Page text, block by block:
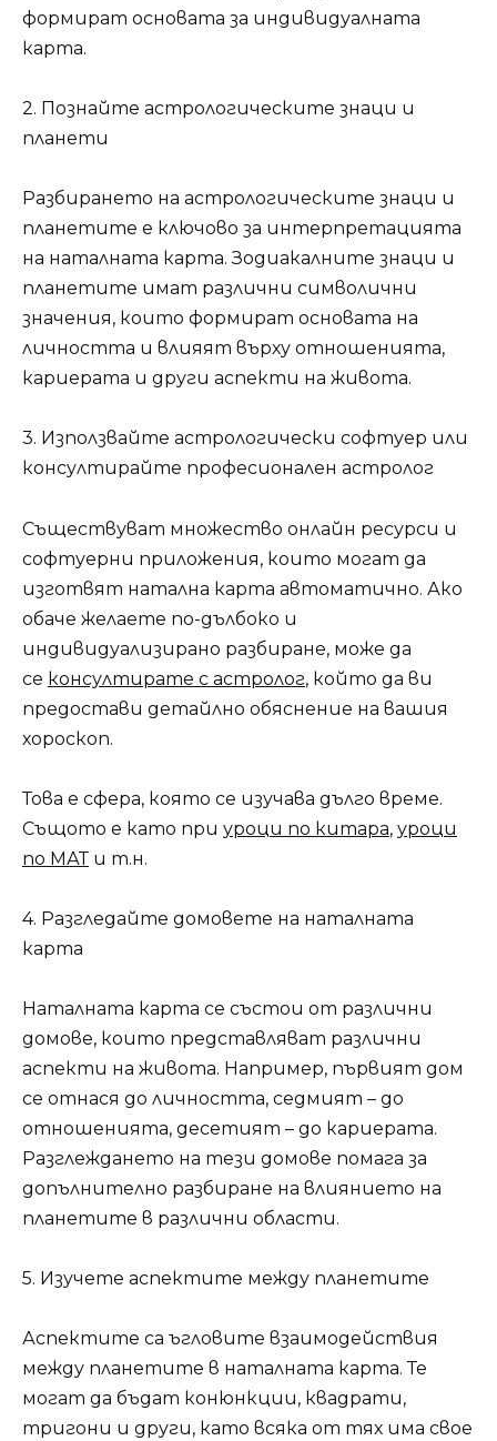
формират основата за индивидуалната
карта.
2. Познайте астрологическите знаци и
планети
Разбирането на астрологическите знаци и
планетите е ключово за интерпретацията
на наталната карта. Зодиакалните знаци и
планетите имат различни символични
значения, които формират основата на
личността и влияят върху отношенията,
кариерата и други аспекти на живота.
3. Използвайте астрологически софтуер или
консултирайте професионален астролог
Съществуват множество онлайн ресурси и
софтуерни приложения, които могат да
изготвят натална карта автоматично. Ако
обаче желаете по-дълбоко и
индивидуализирано разбиране, може да
се консултирате с астролог, който да ви
предостави детайлно обяснение на вашия
хороскоп.
Това е сфера, която се изучава дълго време.
Същото е като при уроци по китара, уроци
по МАТ и т.н.
4. Разгледайте домовете на наталната
карта
Наталната карта се състои от различни
домове, които представляват различни
аспекти на живота. Например, първият дом
се отнася до личността, седмият – до
отношенията, десетият – до кариерата.
Разглеждането на тези домове помага за
допълнително разбиране на влиянието на
планетите в различни области.
5. Изучете аспектите между планетите
Аспектите са ъгловите взаимодействия
между планетите в наталната карта. Те
могат да бъдат конюнкции, квадрати,
тригони и други, като всяка от тях има свое